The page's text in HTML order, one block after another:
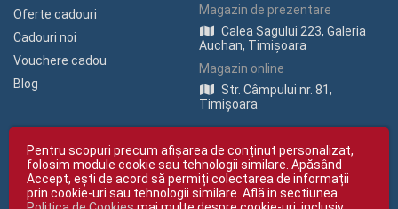
Oferte cadouri
Cadouri noi
Vouchere cadou
Blog
Magazin de prezentare
Calea Sagului 223, Galeria
Auchan, Timișoara
Magazin online
Str. Câmpului nr. 81,
Timișoara
Pentru scopuri precum afișarea de conținut personalizat,
folosim module cookie sau tehnologii similare. Apăsând
Accept, ești de acord să permiți colectarea de informații
prin cookie-uri sau tehnologii similare. Află in sectiunea